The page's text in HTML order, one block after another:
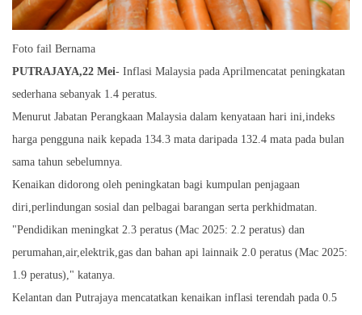
Foto fail Bernama
PUTRAJAYA,22 Mei- Inflasi Malaysia pada Aprilmencatat peningkatan
sederhana sebanyak 1.4 peratus.
Menurut Jabatan Perangkaan Malaysia dalam kenyataan hari ini,indeks
harga pengguna naik kepada 134.3 mata daripada 132.4 mata pada bulan
sama tahun sebelumnya.
Kenaikan didorong oleh peningkatan bagi kumpulan penjagaan
diri,perlindungan sosial dan pelbagai barangan serta perkhidmatan.
"Pendidikan meningkat 2.3 peratus (Mac 2025: 2.2 peratus) dan
perumahan,air,elektrik,gas dan bahan api lainnaik 2.0 peratus (Mac 2025:
1.9 peratus)," katanya.
Kelantan dan Putrajaya mencatatkan kenaikan inflasi terendah pada 0.5